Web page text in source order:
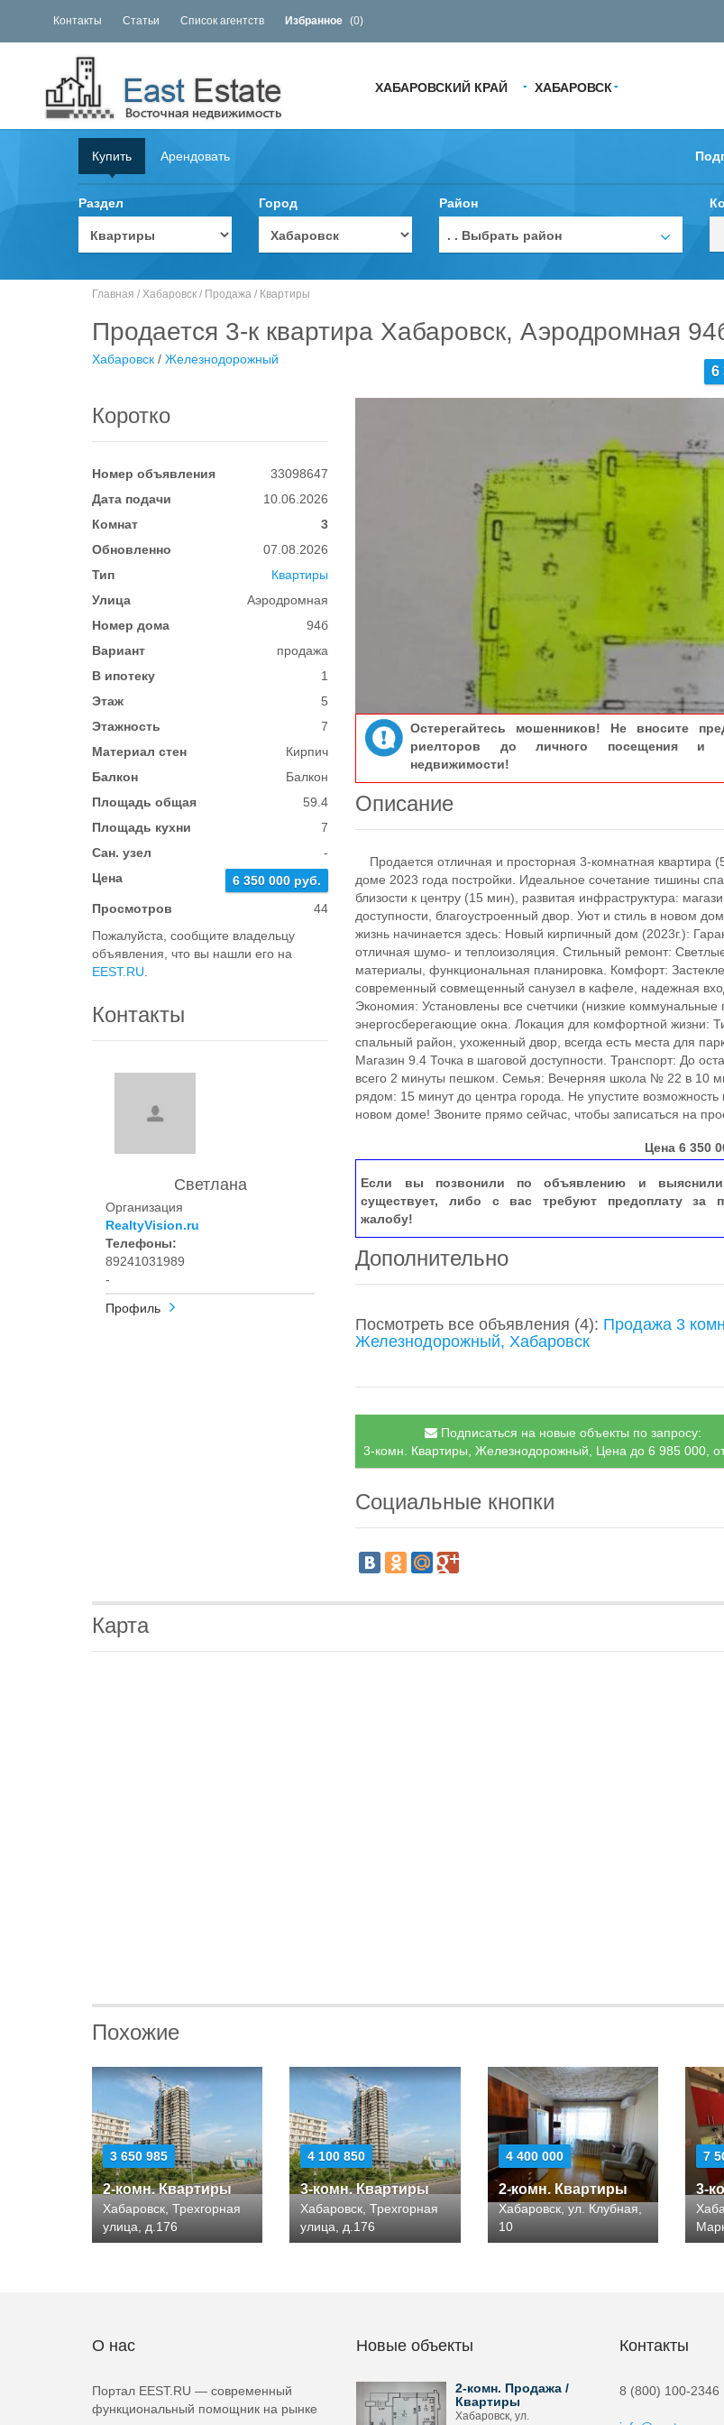
Контакты Статьи Список агентств Избранное (0)
ХАБАРОВСКИЙ КРАЙ ХАБАРОВСК
Купить Арендовать
Раздел Город Район
. . Выбрать район
Главная / Хабаровск / Продажа / Квартиры
Продается 3-к квартира Хабаровск, Аэродромная
6
Хабаровск / Железнодорожный
Коротко
Номер объявления
33098647
Дата подачи
10.06.2026
Комнат
3
Обновленно
07.08.2026
Тип
Квартиры
Улица
Аэродромная
Номер дома
94б
Вариант
продажа
В ипотеку
1
Этаж
5
Этажность
7
Материал стен
Кирпич
Балкон
Балкон
Площадь общая
59.4
Площадь кухни
7
Сан. узел
-
Цена
6 350 000 руб.
Просмотров
44
Пожалуйста, сообщите владельцу
объявления, что вы нашли его на
EEST.RU
Контакты
Светлана
Организация
RealtyVision.ru
Телефоны:
89241031989
-
Профиль
Остерегайтесь мошенников! Не вносите
риелторов до личного посещения и
недвижимости!
Описание
Продается отличная и просторная 3-комнатная квартира
доме 2023 года постройки. Идеальное сочетание тишины
близости к центру (15 мин), развитая инфраструктура:
доступности, благоустроенный двор. Уют и стиль в новом
жизнь начинается здесь: Новый кирпичный дом (2023г.):
отличная шумо- и теплоизоляция. Стильный ремонт:
материалы, функциональная планировка. Комфорт:
современный совмещенный санузел в кафеле, надежная
Экономия: Установлены все счетчики (низкие коммунальные
энергосберегающие окна. Локация для комфортной жизни:
спальный район, ухоженный двор, всегда есть места для
Магазин 9.4 Точка в шаговой доступности. Транспорт: До
всего 2 минуты пешком. Семья: Вечерняя школа № 22 в 10
рядом: 15 минут до центра города. Не упустите возможность
новом доме! Звоните прямо сейчас, чтобы записаться на
Цена6 350
Если вы позвонили по объявлению и
существует, либо с вас требуют предоплату за
жалобу!
Дополнительно
Посмотреть все объявления (4): Продажа 3
Железнодорожный, Хабаровск
Подписаться на новые объекты по запросу:
3-комн. Квартиры, Железнодорожный, Цена до 6 985 000,
Социальные кнопки
Карта
Похожие
3 650 985
2-комн. Квартиры
Хабаровск, Трехгорная
улица, д.176
4 100 850
3-комн. Квартиры
Хабаровск, Трехгорная
улица, д.176
4 400 000
2-комн. Квартиры
Хабаровск, ул. Клубная,
10
7
3-
О нас
Портал EEST.RU — современный
функциональный помощник на рынке
Новые объекты
2-комн. Продажа /
Квартиры
Хабаровск, ул.
Контакты
8 (800) 100-2346